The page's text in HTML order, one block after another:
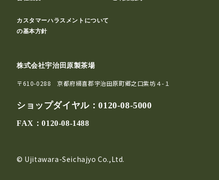
カスタマーハラスメントについて
の基本方針
株式会社宇治田原製茶場
〒610-0288 京都府綴喜郡宇治田原町郷之口紫坊４-１
ショップダイヤル：0120-08-5000
FAX：0120-08-1488
© Ujitawara-Seichajyo Co.,Ltd.